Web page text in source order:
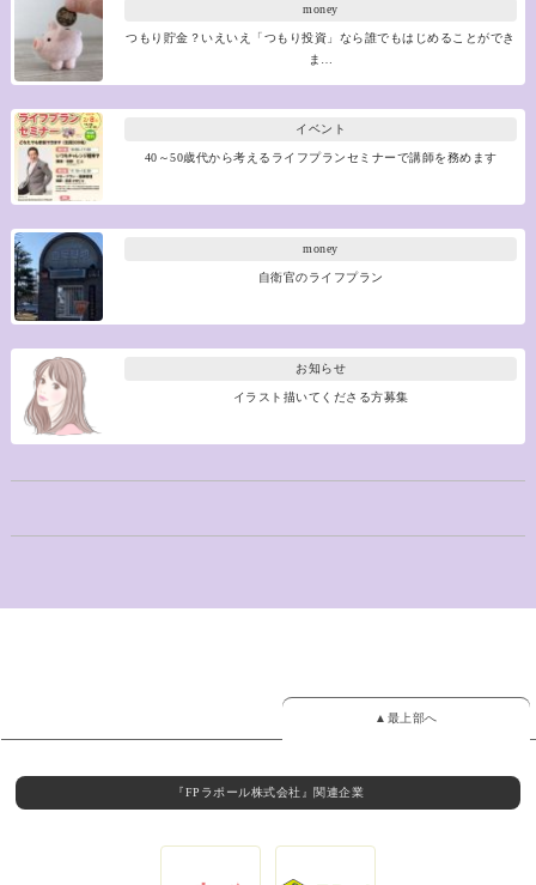
money
つもり貯金？いえいえ「つもり投資」なら誰でもはじめることができ
ま…
イベント
40～50歳代から考えるライフプランセミナーで講師を務めます
money
自衛官のライフプラン
お知らせ
イラスト描いてくださる方募集
▲最上部へ
『FPラポール株式会社』関連企業